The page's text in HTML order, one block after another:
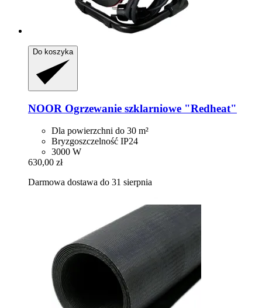
Do koszyka
NOOR Ogrzewanie szklarniowe "Redheat"
Dla powierzchni do 30 m²
Bryzgoszczelność IP24
3000 W
630,00 zł
Darmowa dostawa do 31 sierpnia